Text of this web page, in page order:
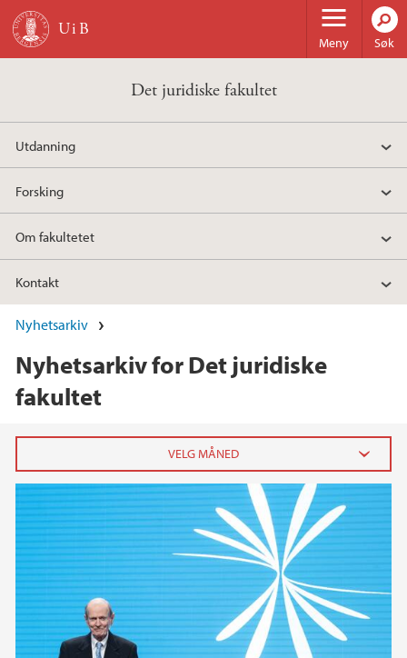
Hopp til hovedinnhold
Meny Søk
Det juridiske fakultet
Utdanning
Forsking
Om fakultetet
Kontakt
Nyhetsarkiv
Nyhetsarkiv for Det juridiske
fakultet
2026
juni (2)
januar (2)
2024